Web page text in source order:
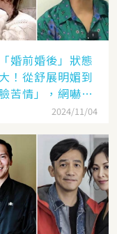
婚前婚後」狀態
！從舒展明媚到
臉苦情」，網嚇：
經歷了什麼眼里都
2024/11/04